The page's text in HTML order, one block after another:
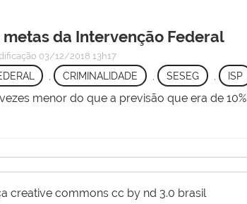
da Intervenção Federal
03/12/2018 13h17
, CRIMINALIDADE , SESEG ISP
menor do que a previsão que era de 10%
creative commons cc by nd 3.0 brasil